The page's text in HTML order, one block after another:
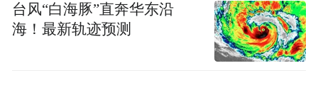
台风“白海豚”直奔华东沿
海！最新轨迹预测